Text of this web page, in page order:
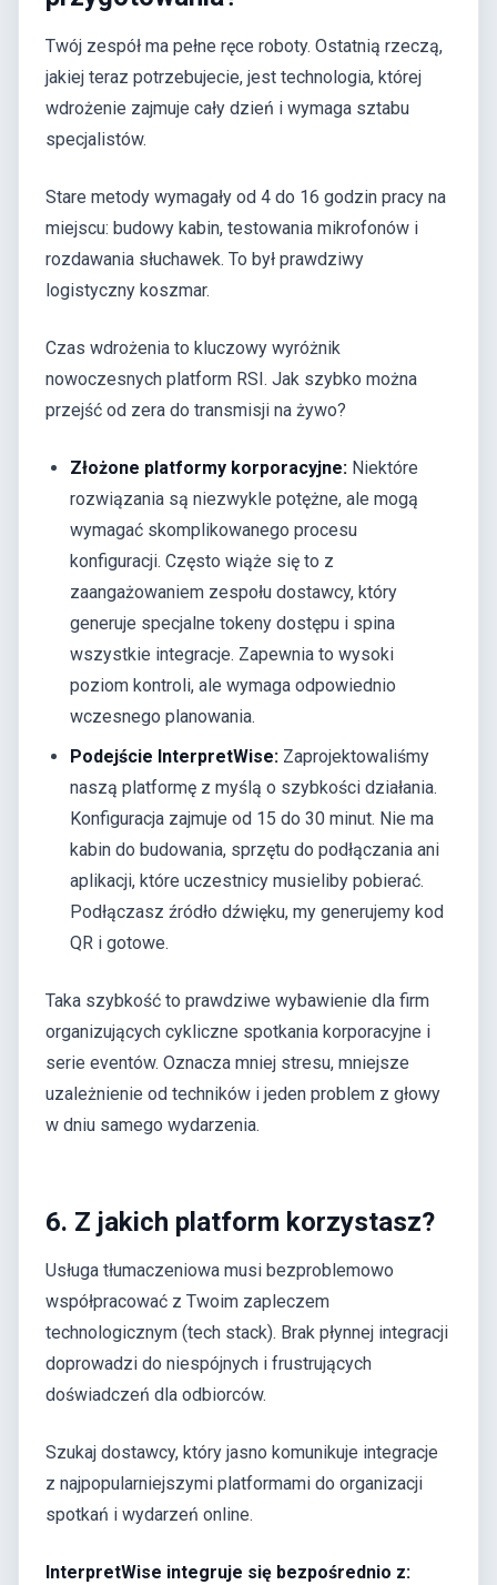
Twój zespół ma pełne ręce roboty. Ostatnią rzeczą,
jakiej teraz potrzebujecie, jest technologia, której
wdrożenie zajmuje cały dzień i wymaga sztabu
specjalistów.
Stare metody wymagały od 4 do 16 godzin pracy na
miejscu: budowy kabin, testowania mikrofonów i
rozdawania słuchawek. To był prawdziwy
logistyczny koszmar.
Czas wdrożenia to kluczowy wyróżnik
nowoczesnych platform RSI. Jak szybko można
przejść od zera do transmisji na żywo?
Złożone platformy korporacyjne: Niektóre
rozwiązania są niezwykle potężne, ale mogą
wymagać skomplikowanego procesu
konfiguracji. Często wiąże się to z
zaangażowaniem zespołu dostawcy, który
generuje specjalne tokeny dostępu i spina
wszystkie integracje. Zapewnia to wysoki
poziom kontroli, ale wymaga odpowiednio
wczesnego planowania.
Podejście InterpretWise: Zaprojektowaliśmy
naszą platformę z myślą o szybkości działania.
Konfiguracja zajmuje od 15 do 30 minut. Nie ma
kabin do budowania, sprzętu do podłączania ani
aplikacji, które uczestnicy musieliby pobierać.
Podłączasz źródło dźwięku, my generujemy kod
QR i gotowe.
Taka szybkość to prawdziwe wybawienie dla firm
organizujących cykliczne spotkania korporacyjne i
serie eventów. Oznacza mniej stresu, mniejsze
uzależnienie od techników i jeden problem z głowy
w dniu samego wydarzenia.
6. Z jakich platform korzystasz?
Usługa tłumaczeniowa musi bezproblemowo
współpracować z Twoim zapleczem
technologicznym (tech stack). Brak płynnej integracji
doprowadzi do niespójnych i frustrujących
doświadczeń dla odbiorców.
Szukaj dostawcy, który jasno komunikuje integracje
z najpopularniejszymi platformami do organizacji
spotkań i wydarzeń online.
InterpretWise integruje się bezpośrednio z: